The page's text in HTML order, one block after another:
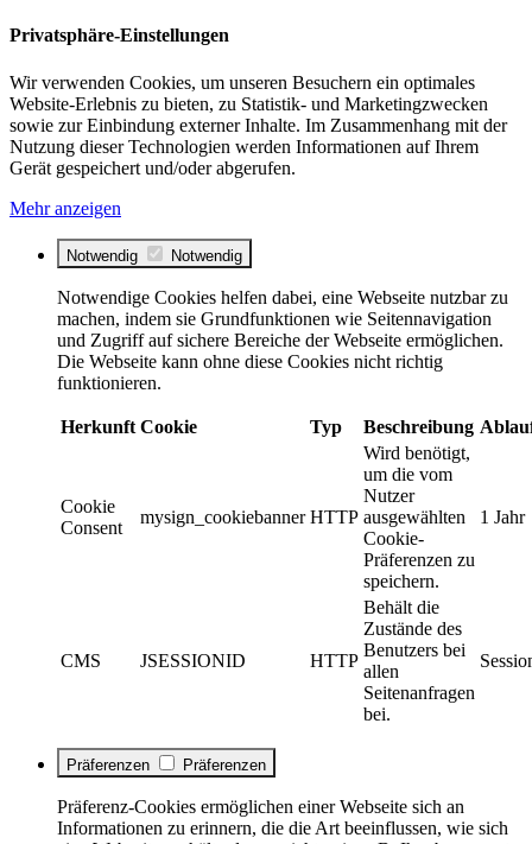
Privatsphäre-Einstellungen
Wir verwenden Cookies, um unseren Besuchern ein optimales
Website-Erlebnis zu bieten, zu Statistik- und Marketingzwecken
sowie zur Einbindung externer Inhalte. Im Zusammenhang mit der
Nutzung dieser Technologien werden Informationen auf Ihrem
Gerät gespeichert und/oder abgerufen.
Mehr anzeigen
Notwendig Notwendig
Notwendige Cookies helfen dabei, eine Webseite nutzbar zu
machen, indem sie Grundfunktionen wie Seitennavigation
und Zugriff auf sichere Bereiche der Webseite ermöglichen.
Die Webseite kann ohne diese Cookies nicht richtig
funktionieren.
Herkunft Cookie Typ Beschreibung
Cookie
Consent
mysign_cookiebanner HTTP
Wird benötigt,
um die vom
Nutzer
ausgewählten
Cookie-
Präferenzen zu
speichern.
1 Jahr
CMS JSESSIONID HTTP
Behält die
Zustände des
Benutzers bei
allen
Seitenanfragen
bei.
Präferenzen Präferenzen
Präferenz-Cookies ermöglichen einer Webseite sich an
Informationen zu erinnern, die die Art beeinflussen, wie sich